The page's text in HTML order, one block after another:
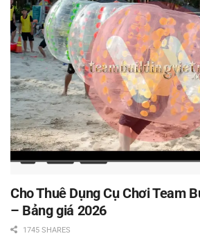
Cho Thuê Dụng Cụ Chơi Team
– Bảng giá 2026
1745 SHARES